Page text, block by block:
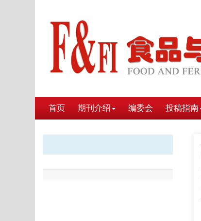
首页 期刊介绍 编委会 投稿指南